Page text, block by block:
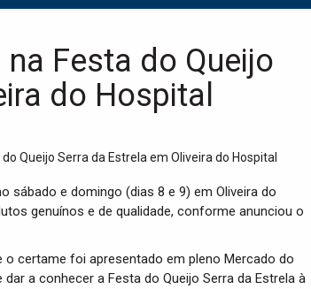
Festa do Queijo
do Hospital
sábado e domingo (dias 8 e 9) em Oliveira do
genuínos e de qualidade, conforme anunciou o
certame foi apresentado em pleno Mercado do
a conhecer a Festa do Queijo Serra da Estrela à